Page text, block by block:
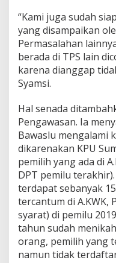
“Kami juga sudah
yang disampaikan
Permasalahan
berada di TPS lain
karena dianggap
Syamsi.
Hal senada
Pengawasan. Ia
Bawaslu mengalami
dikarenakan KPU
pemilih yang ada di
DPT pemilu
terdapat sebanyak
tercantum di A.KWK,
syarat) di pemilu
tahun sudah
orang, pemilih yang
namun tidak